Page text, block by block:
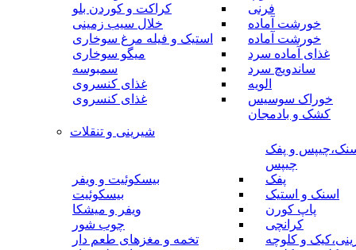
فرنی
خورشت آماده
خورشت آماده
غذای آماده سرد
ساندویچ سرد
الویه
خوراک سوسیس
کشک و بادمجان
کراکت و کوردن بلو
خلال سیب زمینی
استیک و فیله مرغ سوخاری
میگو سوخاری
سمبوسه
غذای کنسروی
غذای کنسروی
شیرینی و تنقلات
و پفک
چیپس
پفک
اسنک و استیک
پاپ کورن
کرانچی
و کلوچه
بیسکوئیت و ویفر
بیسکوئیت
ویفر و میشکا
چوب شور
تخمه و مغزهای طعم دار